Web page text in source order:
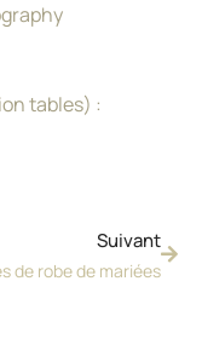
tables) :
Suivant
de robe de mariées